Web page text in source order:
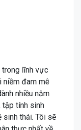
trong lĩnh vực
niềm đam mê
nhiều năm
tập tính sinh
sinh thái. Tôi sẽ